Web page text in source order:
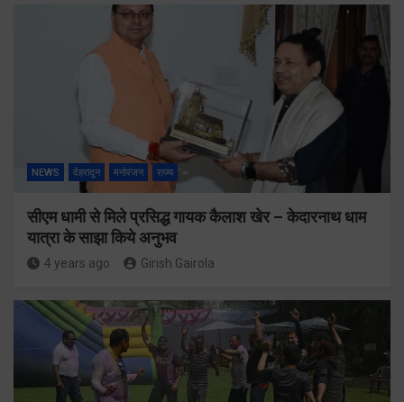
NEWS देहरादून मनोरंजन राज्य
सीएम धामी से मिले प्रसिद्ध गायक कैलाश खेर – केदारनाथ धाम
यात्रा के साझा किये अनुभव
4 years ago Girish Gairola